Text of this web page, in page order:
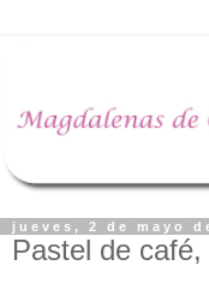
jueves, 2 de mayo
Pastel de